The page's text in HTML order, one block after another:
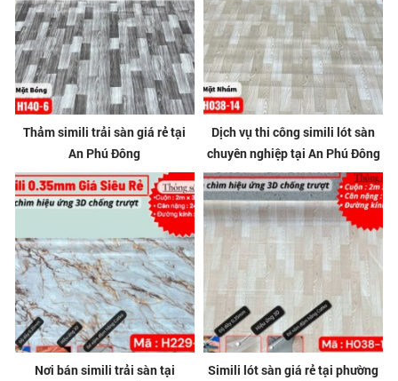
Thảm simili trải sàn giá rẻ tại
An Phú Đông
Dịch vụ thi công simili lót sàn
chuyên nghiệp tại An Phú Đông
Nơi bán simili trải sàn tại
Simili lót sàn giá rẻ tại phường